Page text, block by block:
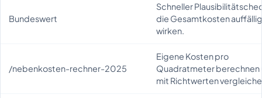
Bundeswert
Schneller
die Gesamtkosten
wirken.
/nebenkosten-rechner-2025
Eigene Kosten pro
Quadratmeter berechnen
mit Richtwerten